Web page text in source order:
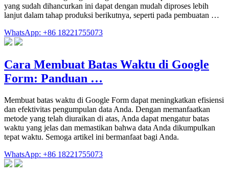
yang sudah dihancurkan ini dapat dengan mudah diproses lebih
lanjut dalam tahap produksi berikutnya, seperti pada pembuatan …
WhatsApp: +86 18221755073
Cara Membuat Batas Waktu di Google
Form: Panduan …
Membuat batas waktu di Google Form dapat meningkatkan efisiensi
dan efektivitas pengumpulan data Anda. Dengan memanfaatkan
metode yang telah diuraikan di atas, Anda dapat mengatur batas
waktu yang jelas dan memastikan bahwa data Anda dikumpulkan
tepat waktu. Semoga artikel ini bermanfaat bagi Anda.
WhatsApp: +86 18221755073